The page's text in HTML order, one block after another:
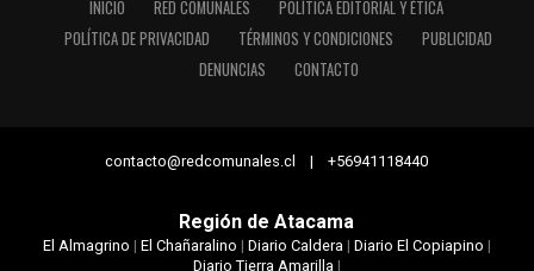
INICIO RED COMUNALES
POLÍTICA EDITORIAL Y ÉTICA
POLÍTICA DE PRIVACIDAD
TÉRMINOS Y CONDICIONES
PUBLICIDAD
DENUNCIAS
CONTACTO
contacto@redcomunales.cl | +56941118440
Región de Atacama
El Almagrino | El Chañaralino | Diario Caldera| Diario El Copiapino |
Diario Tierra Amarilla|